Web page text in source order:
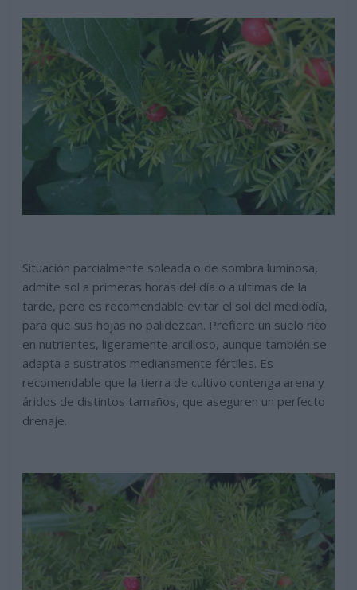
Situación parcialmente soleada o de sombra luminosa,
admite sol a primeras horas del día o a ultimas de la
tarde, pero es recomendable evitar el sol del mediodía,
para que sus hojas no palidezcan. Prefiere un suelo rico
en nutrientes, ligeramente arcilloso, aunque también se
adapta a sustratos medianamente fértiles. Es
recomendable que la tierra de cultivo contenga arena y
áridos de distintos tamaños, que aseguren un perfecto
drenaje.